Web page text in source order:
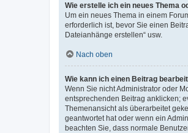
Wie erstelle ich ein neues Thema
Um ein neues Thema in einem
erforderlich ist, bevor Sie einen
Dateianhänge erstellen“ usw.
Nach oben
Wie kann ich einen Beitrag
Wenn Sie nicht Administrator oder
entsprechenden Beitrag anklicken;
Themenansicht als überarbeitet
geantwortet hat oder wenn ein
beachten Sie, dass normale